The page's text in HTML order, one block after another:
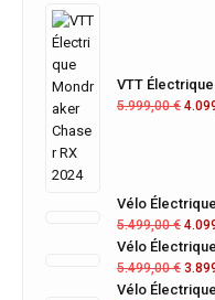
VTT
5.999,00€
Vélo Électrique
5.499,00€
Vélo
5.499,00€
Vélo